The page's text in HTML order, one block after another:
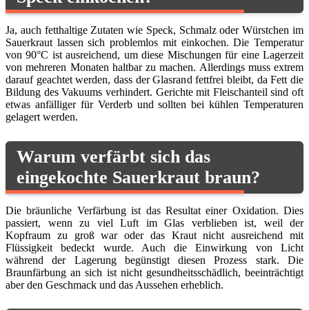
Ja, auch fetthaltige Zutaten wie Speck, Schmalz oder Würstchen im
Sauerkraut lassen sich problemlos mit einkochen. Die Temperatur
von 90°C ist ausreichend, um diese Mischungen für eine Lagerzeit
von mehreren Monaten haltbar zu machen. Allerdings muss extrem
darauf geachtet werden, dass der Glasrand fettfrei bleibt, da Fett die
Bildung des Vakuums verhindert. Gerichte mit Fleischanteil sind oft
etwas anfälliger für Verderb und sollten bei kühlen Temperaturen
gelagert werden.
Warum verfärbt sich das
eingekochte Sauerkraut braun?
Die bräunliche Verfärbung ist das Resultat einer Oxidation. Dies
passiert, wenn zu viel Luft im Glas verblieben ist, weil der
Kopfraum zu groß war oder das Kraut nicht ausreichend mit
Flüssigkeit bedeckt wurde. Auch die Einwirkung von Licht
während der Lagerung begünstigt diesen Prozess stark. Die
Braunfärbung an sich ist nicht gesundheitsschädlich, beeinträchtigt
aber den Geschmack und das Aussehen erheblich.